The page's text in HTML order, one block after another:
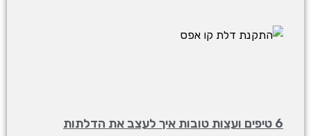
6 טיפים ועצות טובות איך לעצב את הדלתות